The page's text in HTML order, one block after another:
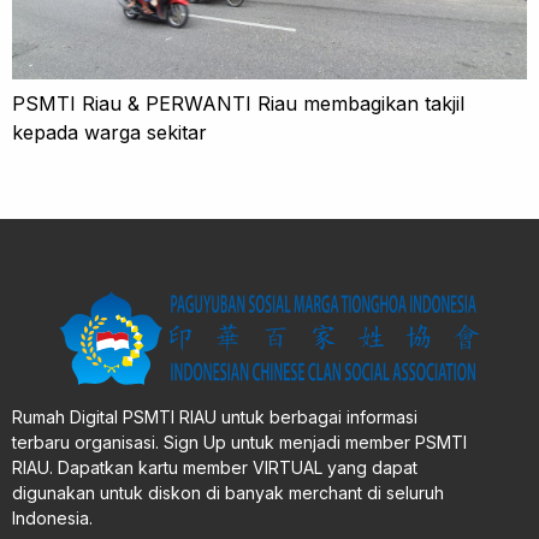
PSMTI Riau & PERWANTI Riau membagikan takjil
kepada warga sekitar
Rumah Digital PSMTI RIAU untuk berbagai informasi
terbaru organisasi. Sign Up untuk menjadi member PSMTI
RIAU. Dapatkan kartu member VIRTUAL yang dapat
digunakan untuk diskon di banyak merchant di seluruh
Indonesia.